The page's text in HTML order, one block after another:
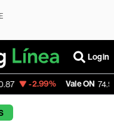
Login
Vale ON 74.97 -